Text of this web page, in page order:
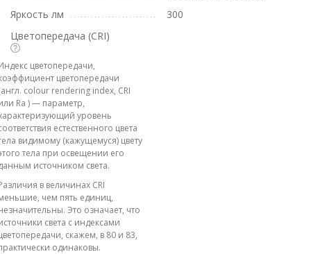
Яркость лм
300
Цветопередача (CRI)
цветопередачи,
цветопередачи
colour rendering index, CRI
Ra ) — параметр,
уровень
естественного цвета
видимому (кажущемуся) цвету
тела при освещении его
источником света.
в величинах CRI
чем пять единиц,
Это означает, что
света с индексами
скажем, в 80 и 83,
одинаковы.